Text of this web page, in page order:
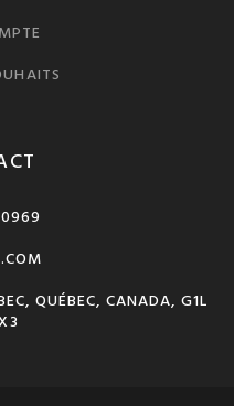
QUÉBEC, CANADA, G1L